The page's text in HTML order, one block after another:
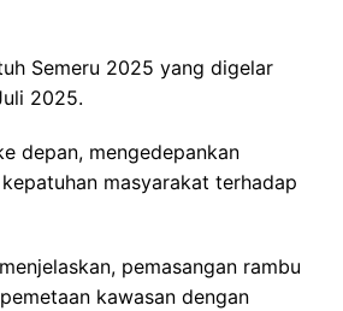
Semeru 2025 yang digelar
2025.
depan, mengedepankan
masyarakat terhadap
pemasangan rambu
kawasan dengan